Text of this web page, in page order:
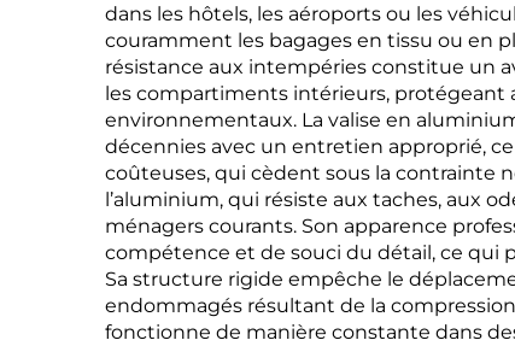
dans les hôtels, les aéroports ou les
couramment les bagages en tissu ou en
résistance aux intempéries constitue un
les compartiments intérieurs, protégeant
environnementaux. La valise en
décennies avec un entretien approprié,
coûteuses, qui cèdent sous la contrainte
l’aluminium, qui résiste aux taches, aux
ménagers courants. Son apparence
compétence et de souci du détail, ce qui
Sa structure rigide empêche le
endommagés résultant de la
fonctionne de manière constante dans